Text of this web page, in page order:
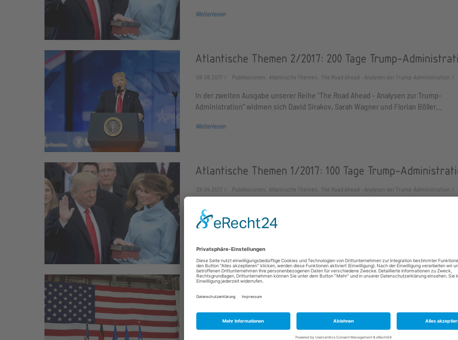
Weiterlesen
Atlantische Themen 2/2017: 200 Tage Trump-
08.08.2017 Publikationen, Atlantische Themen, The Road Ahead - Analysen der Trump-Administration
In der zweiten Ausgabe unserer Reihe "The Road Ahead - Analysen zur Trump-
Administration" widmen sich David Sirakov, Sarah Wagner und Florian Böller…
Weiterlesen
Atlantische Themen 1/2017: 100 Tage Trump-
29.04.2017 Publikationen, Atlantische Themen, The Road Ahead - Analysen der Trump-Administration
In der ersten Ausgabe unserer Reihe "The Road Ahead - Analysen zur Trump-
Administration" widmen sich David Sirakov, Michael Dreyer und Sonia Thielges…
Atlantische Themen 10/2016: Reporting for Duty. Civil-
Military Relations and the 2016 Elections
02.11.2016 Publikationen, Atlantische Themen, Academy's Road to the Elections 2016
Our Education Manager Sarah Wagner takes a closer look at the two candidates